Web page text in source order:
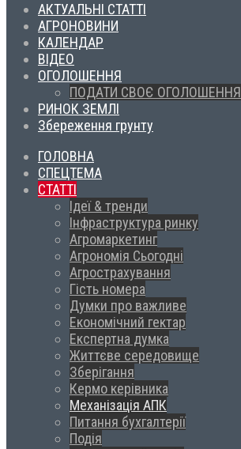
АКТУАЛЬНІ СТАТТІ
АГРОНОВИНИ
КАЛЕНДАР
ВІДЕО
ОГОЛОШЕННЯ
ПОДАТИ СВОЄ ОГОЛОШЕННЯ
РИНОК ЗЕМЛІ
Збереження грунту
ГОЛОВНА
СПЕЦТЕМА
СТАТТІ
Ідеї & тренди
Інфраструктура ринку
Агромаркетинг
Агрономія Сьогодні
Агрострахування
Гість номера
Думки про важливе
Економічний гектар
Експертна думка
Життєве середовище
Зберігання
Кермо керівника
Механізація АПК
Питання бухгалтерії
Подія